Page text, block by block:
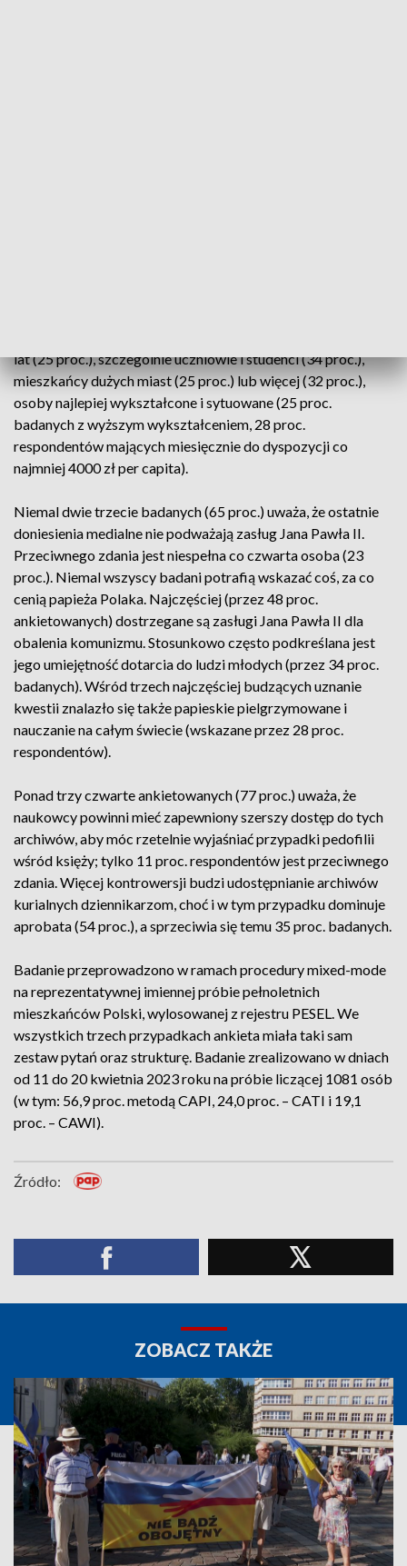
lat (25 proc.), szczególnie uczniowie i studenci (34 proc.),
mieszkańcy dużych miast (25 proc.) lub więcej (32 proc.),
osoby najlepiej wykształcone i sytuowane (25 proc.
badanych z wyższym wykształceniem, 28 proc.
respondentów mających miesięcznie do dyspozycji co
najmniej 4000 zł per capita).
Niemal dwie trzecie badanych (65 proc.) uważa, że ostatnie
doniesienia medialne nie podważają zasług Jana Pawła II.
Przeciwnego zdania jest niespełna co czwarta osoba (23
proc.). Niemal wszyscy badani potrafią wskazać coś, za co
cenią papieża Polaka. Najczęściej (przez 48 proc.
ankietowanych) dostrzegane są zasługi Jana Pawła II dla
obalenia komunizmu. Stosunkowo często podkreślana jest
jego umiejętność dotarcia do ludzi młodych (przez 34 proc.
badanych). Wśród trzech najczęściej budzących uznanie
kwestii znalazło się także papieskie pielgrzymowane i
nauczanie na całym świecie (wskazane przez 28 proc.
respondentów).
Ponad trzy czwarte ankietowanych (77 proc.) uważa, że
naukowcy powinni mieć zapewniony szerszy dostęp do tych
archiwów, aby móc rzetelnie wyjaśniać przypadki pedofilii
wśród księży; tylko 11 proc. respondentów jest przeciwnego
zdania. Więcej kontrowersji budzi udostępnianie archiwów
kurialnych dziennikarzom, choć i w tym przypadku dominuje
aprobata (54 proc.), a sprzeciwia się temu 35 proc. badanych.
Badanie przeprowadzono w ramach procedury mixed-mode
na reprezentatywnej imiennej próbie pełnoletnich
mieszkańców Polski, wylosowanej z rejestru PESEL. We
wszystkich trzech przypadkach ankieta miała taki sam
zestaw pytań oraz strukturę. Badanie zrealizowano w dniach
od 11 do 20 kwietnia 2023 roku na próbie liczącej 1081 osób
(w tym: 56,9 proc. metodą CAPI, 24,0 proc. – CATI i 19,1
proc. – CAWI).
Źródło:
ZOBACZ TAKŻE